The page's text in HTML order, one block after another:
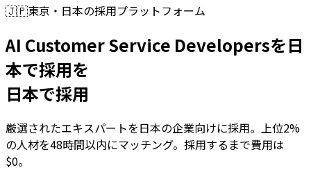
🇯🇵東京・日本の採用プラットフォーム
AI Customer Service Developersを日
本で採用を
日本で採用
厳選されたエキスパートを日本の企業向けに採用。上位2%
の人材を48時間以内にマッチング。採用するまで費用は
$0。